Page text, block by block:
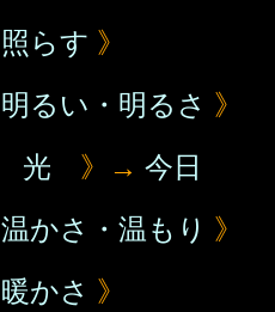
照らす 》
明るい・明るさ 》
光 》→ 今日
温かさ・温もり 》
暖かさ 》